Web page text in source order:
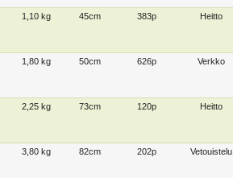
1,10 kg 45cm 383p Heitto
1,80 kg 50cm 626p Verkko
2,25 kg 73cm 120p Heitto
3,80 kg 82cm 202p Vetouistelu